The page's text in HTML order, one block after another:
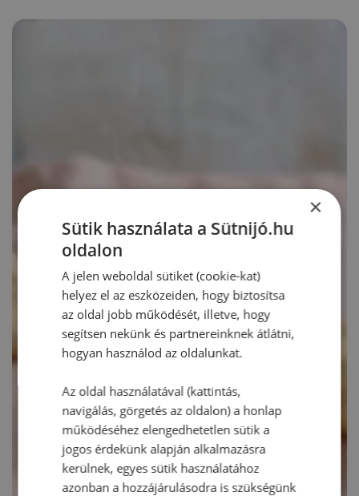
×
Sütik használata a Sütnijó.hu
oldalon
A jelen weboldal sütiket (cookie-kat)
helyez el az eszközeiden, hogy biztosítsa
az oldal jobb működését, illetve, hogy
segítsen nekünk és partnereinknek átlátni,
hogyan használod az oldalunkat.
Az oldal használatával (kattintás,
navigálás, görgetés az oldalon) a honlap
működéséhez elengedhetetlen sütik a
jogos érdekünk alapján alkalmazásra
kerülnek, egyes sütik használatához
azonban a hozzájárulásodra is szükségünk